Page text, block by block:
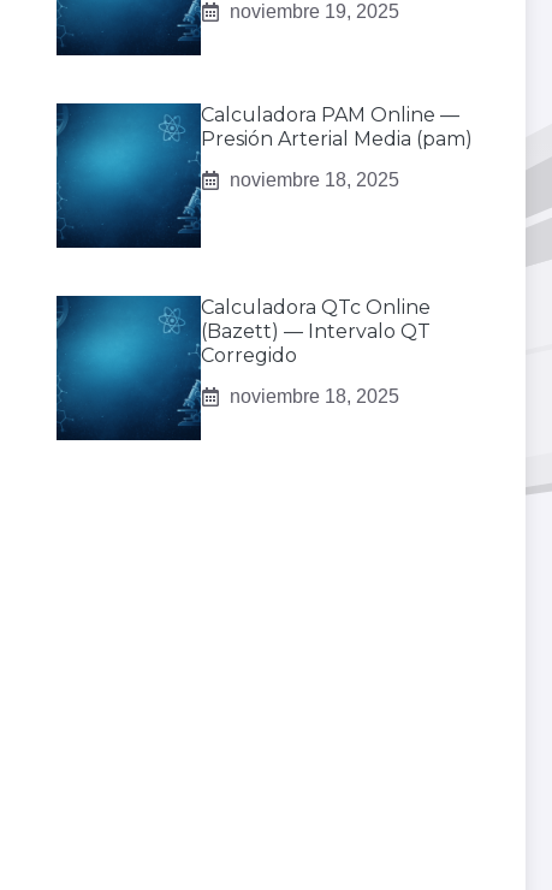
noviembre 19, 2025
Calculadora PAM Online —
Presión Arterial Media (pam)
noviembre 18, 2025
Calculadora QTc Online
(Bazett) — Intervalo QT
Corregido
noviembre 18, 2025